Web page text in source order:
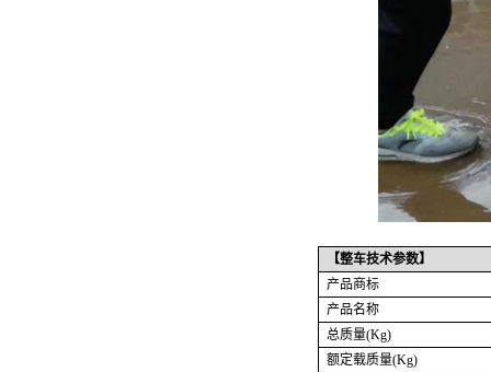
【整车技术参数】
产品商标
产品名称
总质量(Kg)
额定载质量(Kg)